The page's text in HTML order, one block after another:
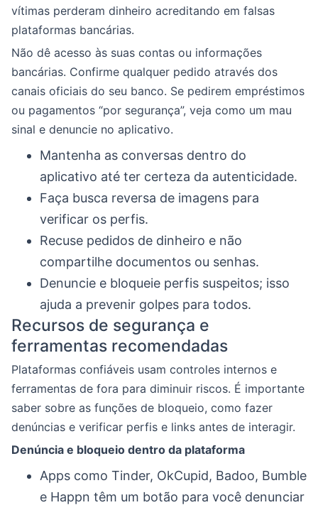
vítimas perderam dinheiro acreditando em falsas
plataformas bancárias.
Não dê acesso às suas contas ou informações
bancárias. Confirme qualquer pedido através dos
canais oficiais do seu banco. Se pedirem empréstimos
ou pagamentos “por segurança”, veja como um mau
sinal e denuncie no aplicativo.
Mantenha as conversas dentro do
aplicativo até ter certeza da autenticidade.
Faça busca reversa de imagens para
verificar os perfis.
Recuse pedidos de dinheiro e não
compartilhe documentos ou senhas.
Denuncie e bloqueie perfis suspeitos; isso
ajuda a prevenir golpes para todos.
Recursos de segurança e
ferramentas recomendadas
Plataformas confiáveis usam controles internos e
ferramentas de fora para diminuir riscos. É importante
saber sobre as funções de bloqueio, como fazer
denúncias e verificar perfis e links antes de interagir.
Denúncia e bloqueio dentro da plataforma
Apps como Tinder, OkCupid, Badoo, Bumble
e Happn têm um botão para você denunciar